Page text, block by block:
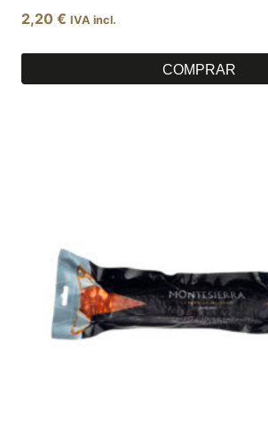
2,20 € IVA incl.
COMPRAR